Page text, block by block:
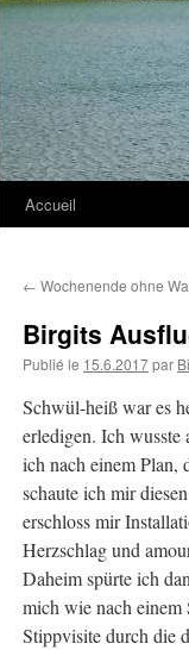
Accueil
← Wochenende ohne
Birgits
Publié le 15.6.2017par
Schwül-heiß war es
erledigen. Ich wusste
ich nach einem Plan,
schaute ich mir
erschloss mir
Herzschlag und
Daheim spürte ich
mich wie nach einem
Stippvisite durch die